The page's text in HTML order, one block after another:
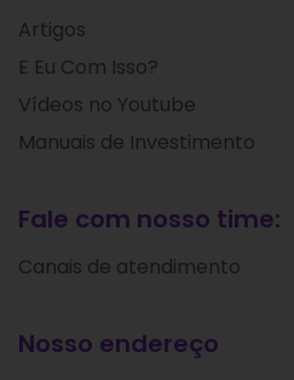
Artigos
E Eu Com Isso?
Vídeos no Youtube
Manuais de Investimento
Fale com nosso time:
Canais de atendimento
Nosso endereço